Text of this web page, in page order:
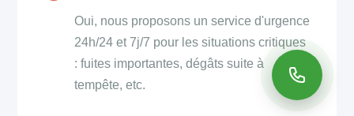
Oui, nous proposons un service d'urgence
24h/24 et 7j/7 pour les situations critiques
: fuites importantes, dégâts suite à
tempête, etc.